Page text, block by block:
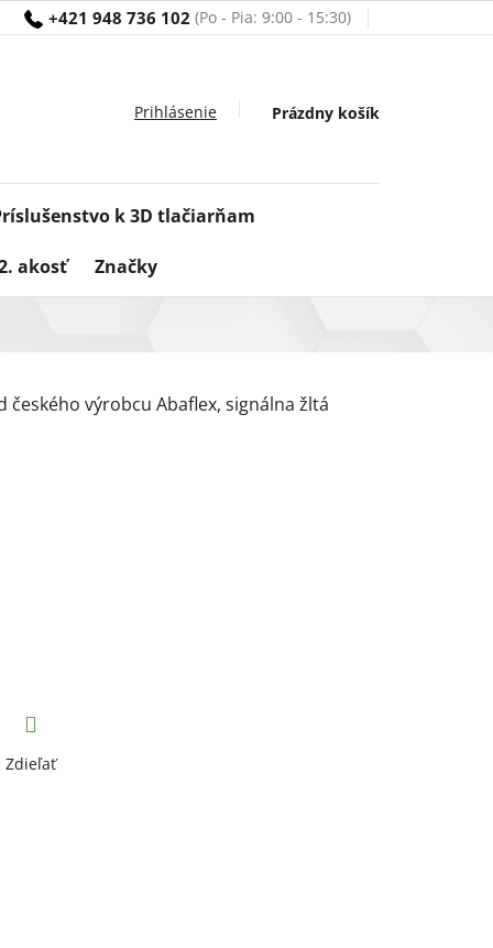
+421 948 736 102
Nákupný
Prázdny košík
k 3D tlačiarňam
akosť Značky
českého výrobcu Abaflex, signálna žltá
Zdieľať